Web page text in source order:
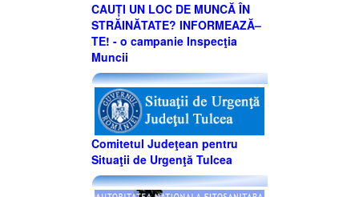
CAUȚI UN LOC DE MUNCĂ ÎN
STRĂINĂTATE? INFORMEAZĂ–
TE! - o campanie Inspecţia
Muncii
Comitetul Judeţean pentru
Situaţii de Urgenţă Tulcea